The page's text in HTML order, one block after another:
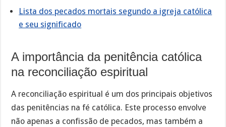
Lista dos pecados mortais segundo a igreja católica
e seu significado
A importância da penitência católica
na reconciliação espiritual
A reconciliação espiritual é um dos principais objetivos
das penitências na fé católica. Este processo envolve
não apenas a confissão de pecados, mas também a